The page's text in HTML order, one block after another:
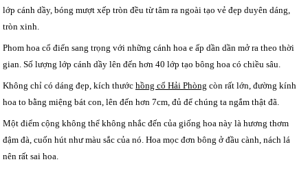
lớp cánh dầy, bóng mượt xếp tròn đều từ tâm ra ngoài tạo vẻ đẹp duyên dáng,
tròn xinh.
Phom hoa cổ điển sang trọng với những cánh hoa e ấp dần dần mở ra theo thời
gian. Số lượng lớp cánh dầy lên đến hơn 40 lớp tạo bông hoa có chiều sâu.
Không chỉ có dáng đẹp, kích thước hồng cổ Hải Phòng còn rất lớn, đường kính
hoa to bằng miệng bát con, lên đến hơn 7cm, đủ để chúng ta ngắm thật đã.
Một điểm cộng không thể không nhắc đến của giống hoa này là hương thơm
đậm đà, cuốn hút như màu sắc của nó. Hoa mọc đơn bông ở đầu cành, nách lá
nên rất sai hoa.